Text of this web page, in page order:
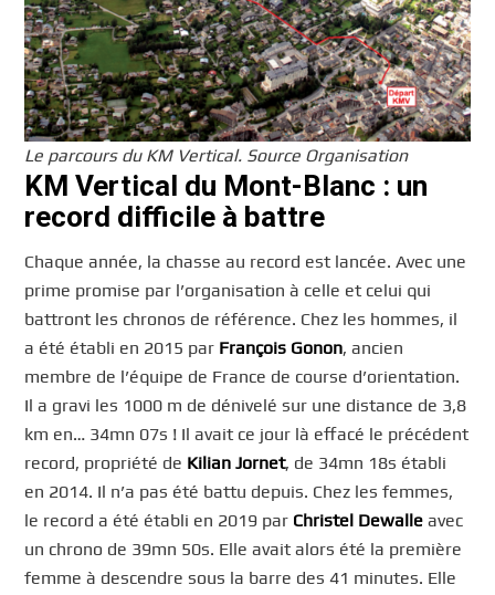
Le parcours du KM Vertical. Source Organisation
KM Vertical du Mont-Blanc : un
record difficile à battre
Chaque année, la chasse au record est lancée. Avec une
prime promise par l’organisation à celle et celui qui
battront les chronos de référence. Chez les hommes, il
a été établi en 2015 par François Gonon, ancien
membre de l’équipe de France de course d’orientation.
Il a gravi les 1000 m de dénivelé sur une distance de 3,8
km en… 34mn 07s ! Il avait ce jour là effacé le précédent
record, propriété de Kilian Jornet, de 34mn 18s établi
en 2014. Il n’a pas été battu depuis. Chez les femmes,
le record a été établi en 2019 par Christel Dewalle avec
un chrono de 39mn 50s. Elle avait alors été la première
femme à descendre sous la barre des 41 minutes. Elle